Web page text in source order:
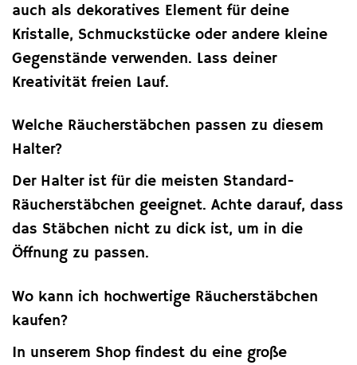
auch als dekoratives Element für deine
Kristalle, Schmuckstücke oder andere kleine
Gegenstände verwenden. Lass deiner
Kreativität freien Lauf.
Welche Räucherstäbchen passen zu diesem
Halter?
Der Halter ist für die meisten Standard-
Räucherstäbchen geeignet. Achte darauf, dass
das Stäbchen nicht zu dick ist, um in die
Öffnung zu passen.
Wo kann ich hochwertige Räucherstäbchen
kaufen?
In unserem Shop findest du eine große